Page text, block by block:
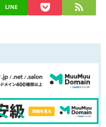
LINE